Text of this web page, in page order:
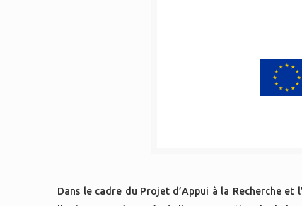
Dans le cadre du Projet d’Appui à la Recherche et